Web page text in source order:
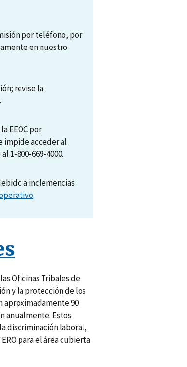
por teléfono, por
en nuestro
revise la
EEOC por
impide acceder al
1-800-669-4000.
a inclemencias
.
Oficinas Tribales de
y la protección de los
aproximadamente 90
anualmente. Estos
discriminación laboral,
para el área cubierta